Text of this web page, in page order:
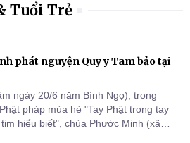
Tuổi Trẻ
phát nguyện Quy y Tam bảo tại
ngày 20/6 năm Bính Ngọ), trong
pháp mùa hè "Tay Phật trong tay
hiểu biết", chùa Phước Minh (xã